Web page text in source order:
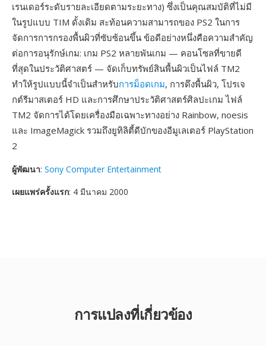
เรนเดอร์ระดับรายละเอียดตามระยะทาง) ซึ่งเป็นคุณสมบัติที่ไม่มี
ในรูปแบบ TIM ดั้งเดิม สะท้อนความสามารถของ PS2 ในการ
จัดการการกรองพื้นผิวที่ซับซ้อนขึ้น ข้อดีอย่างหนึ่งคือความสำคัญ
ต่อการอนุรักษ์เกม: เกม PS2 หลายพันเกม — คอนโซลที่ขายดี
ที่สุดในประวัติศาสตร์ — จัดเก็บทรัพย์สินพื้นผิวเป็นไฟล์ TM2
ทำให้รูปแบบนี้จำเป็นสำหรับการม็อดเกม, การดึงพื้นผิว, โปรเจ
กต์รีมาสเตอร์ HD และการศึกษาประวัติศาสตร์ศิลปะเกม ไฟล์
TM2 จัดการได้โดยเครื่องมือเฉพาะทางอย่าง Rainbow, noesis
และ ImageMagick รวมถึงยูทิลิตี้ดีบักของอีมูเลเตอร์ PlayStation
2
ผู้พัฒนา: Sony Computer Entertainment
เผยแพร่ครั้งแรก: 4 มีนาคม 2000
การแปลงที่เกี่ยวข้อง